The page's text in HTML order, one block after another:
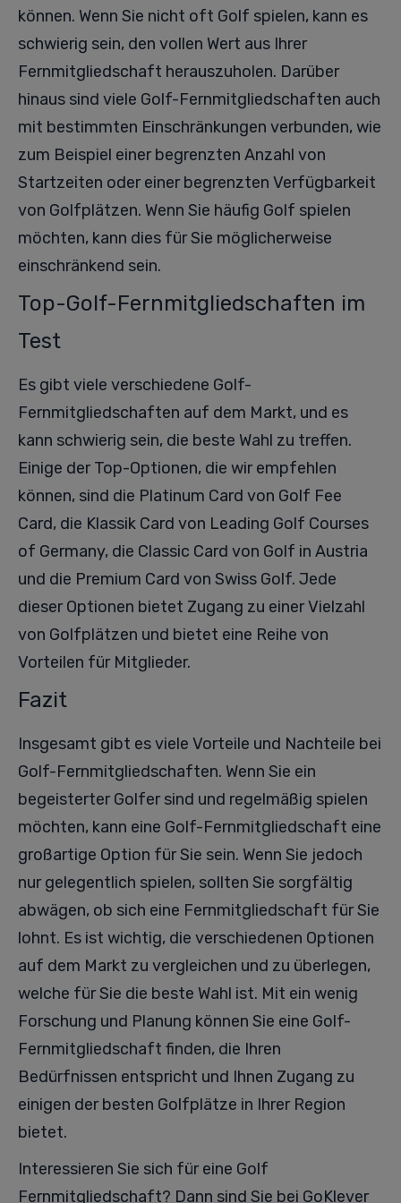
können. Wenn Sie nicht oft Golf spielen, kann es
schwierig sein, den vollen Wert aus Ihrer
Fernmitgliedschaft herauszuholen. Darüber
hinaus sind viele Golf-Fernmitgliedschaften auch
mit bestimmten Einschränkungen verbunden, wie
zum Beispiel einer begrenzten Anzahl von
Startzeiten oder einer begrenzten Verfügbarkeit
von Golfplätzen. Wenn Sie häufig Golf spielen
möchten, kann dies für Sie möglicherweise
einschränkend sein.
Top-Golf-Fernmitgliedschaften im
Test
Es gibt viele verschiedene Golf-
Fernmitgliedschaften auf dem Markt, und es
kann schwierig sein, die beste Wahl zu treffen.
Einige der Top-Optionen, die wir empfehlen
können, sind die Platinum Card von Golf Fee
Card, die Klassik Card von Leading Golf Courses
of Germany, die Classic Card von Golf in Austria
und die Premium Card von Swiss Golf. Jede
dieser Optionen bietet Zugang zu einer Vielzahl
von Golfplätzen und bietet eine Reihe von
Vorteilen für Mitglieder.
Fazit
Insgesamt gibt es viele Vorteile und Nachteile bei
Golf-Fernmitgliedschaften. Wenn Sie ein
begeisterter Golfer sind und regelmäßig spielen
möchten, kann eine Golf-Fernmitgliedschaft eine
großartige Option für Sie sein. Wenn Sie jedoch
nur gelegentlich spielen, sollten Sie sorgfältig
abwägen, ob sich eine Fernmitgliedschaft für Sie
lohnt. Es ist wichtig, die verschiedenen Optionen
auf dem Markt zu vergleichen und zu überlegen,
welche für Sie die beste Wahl ist. Mit ein wenig
Forschung und Planung können Sie eine Golf-
Fernmitgliedschaft finden, die Ihren
Bedürfnissen entspricht und Ihnen Zugang zu
einigen der besten Golfplätze in Ihrer Region
bietet.
Interessieren Sie sich für eine Golf
Fernmitgliedschaft? Dann sind Sie bei GoKlever